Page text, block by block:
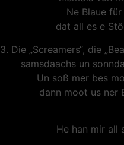
Ne Blaue
dat all es e
3. Die „Screamers“, die
samsdaachs un
Un soß mer bes
dann moot us ner
He han mir all